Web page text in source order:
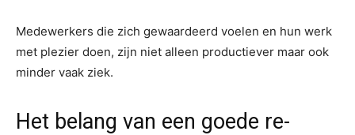
Medewerkers die zich gewaardeerd voelen en hun werk
met plezier doen, zijn niet alleen productiever maar ook
minder vaak ziek.
Het belang van een goede re-